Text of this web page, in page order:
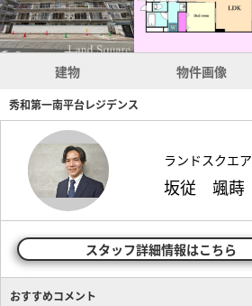
建物 物件画像
秀和第一南平台レジデンス
ランドスクエア
坂従 颯蒔
スタッフ詳細情報はこちら
おすすめコメント